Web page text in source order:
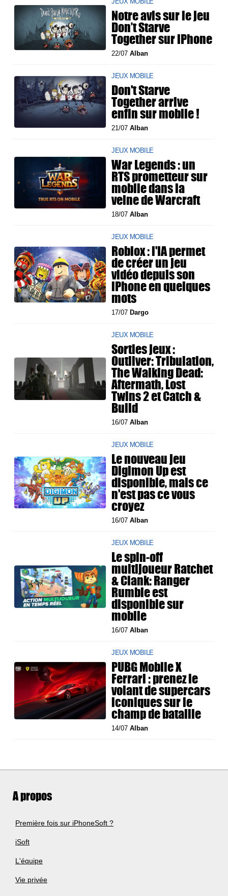
Notre avis sur le jeu
Don’t Starve
Together sur iPhone
22/07Alban
JEUX MOBILE
Don't Starve
Together arrive
enfin sur mobile !
21/07Alban
JEUX MOBILE
War Legends : un
RTS prometteur sur
mobile dans la
veine de Warcraft
18/07Alban
JEUX MOBILE
Roblox : l'IA permet
de créer un jeu
vidéo depuis son
iPhone en quelques
mots
17/07 Dargo
JEUX MOBILE
Sorties jeux :
Outliver: Tribulation,
The Walking Dead:
Aftermath, Lost
Twins 2 et Catch &
Build
16/07Alban
JEUX MOBILE
Le nouveau jeu
Digimon Up est
disponible, mais ce
n'est pas ce vous
croyez
16/07Alban
JEUX MOBILE
Le spin-off
multijoueur Ratchet
& Clank: Ranger
Rumble est
disponible sur
mobile
16/07Alban
JEUX MOBILE
PUBG Mobile X
Ferrari : prenez le
volant de supercars
iconiques sur le
champ de bataille
14/07Alban
A propos
Première fois sur iPhoneSoft ?
iSoft
L'équipe
Vie privée